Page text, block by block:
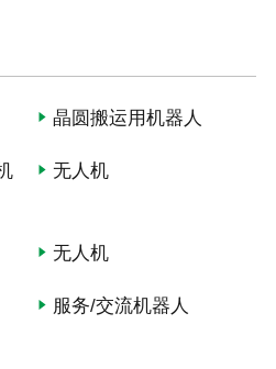
晶圆搬运用机器人
无人机
无人机
服务/交流机器人